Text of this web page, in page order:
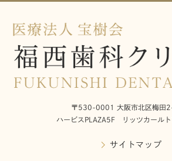
〒530-0001 大阪市北区梅田
ハービスPLAZA5F リッツカールト
サイトマップ